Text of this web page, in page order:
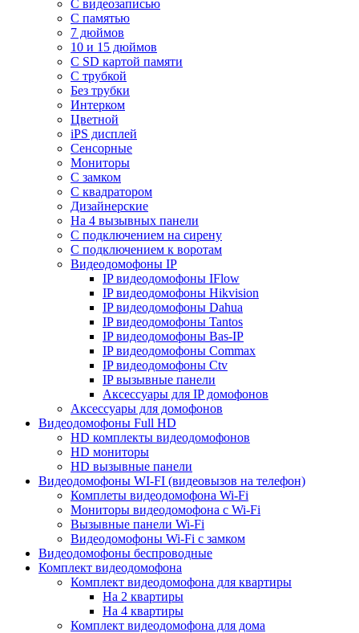
С видеозаписью
C памятью
7 дюймов
10 и 15 дюймов
С SD картой памяти
С трубкой
Без трубки
Интерком
Цветной
iPS дисплей
Сенсорные
Мониторы
С замком
C квадратором
Дизайнерские
На 4 вызывных панели
С подключением на сирену
С подключением к воротам
Видеодомофоны IP
IP видеодомофоны IFlow
IP видеодомофоны Hikvision
IP видеодомофоны Dahua
IP видеодомофоны Tantos
IP видеодомофоны Bas-IP
IP видеодомофоны Commax
IP видеодомофоны Ctv
IP вызывные панели
Аксессуары для IP домофонов
Аксессуары для домофонов
Видеодомофоны Full HD
HD комплекты видеодомофонов
HD мониторы
HD вызывные панели
Видеодомофоны WI-FI (видеовызов на телефон)
Комплеты видеодомофона Wi-Fi
Мониторы видеодомофона с Wi-Fi
Вызывные панели Wi-Fi
Видеодомофоны Wi-Fi с замком
Видеодомофоны беспроводные
Комплект видеодомофона
Комплект видеодомофона для квартиры
На 2 квартиры
На 4 квартиры
Комплект видеодомофона для дома